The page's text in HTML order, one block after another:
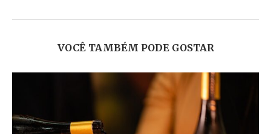
VOCÊ TAMBÉM PODE GOSTAR